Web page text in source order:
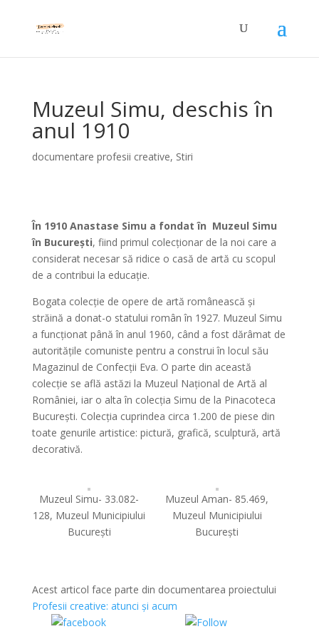
Muzeul Simu, deschis în
anul 1910
documentare profesii creative, Stiri
În 1910 Anastase Simu a fondat în Muzeul Simu
în București, fiind primul colecționar de la noi care a
considerat necesar să ridice o casă de artă cu scopul
de a contribui la educație.
Bogata colecție de opere de artă românească și
străină a donat-o statului român în 1927. Muzeul Simu
a funcționat până în anul 1960, când a fost dărâmat de
autoritățile comuniste pentru a construi în locul său
Magazinul de Confecții Eva. O parte din această
colecție se află astăzi la Muzeul Național de Artă al
României, iar o alta în colecția Simu de la Pinacoteca
București. Colecția cuprindea circa 1.200 de piese din
toate genurile artistice: pictură, grafică, sculptură, artă
decorativă.
Muzeul Simu- 33.082-
128, Muzeul Municipiului
București
Muzeul Aman- 85.469,
Muzeul Municipiului
București
Acest articol face parte din documentarea proiectului
Profesii creative: atunci și acum
Share on